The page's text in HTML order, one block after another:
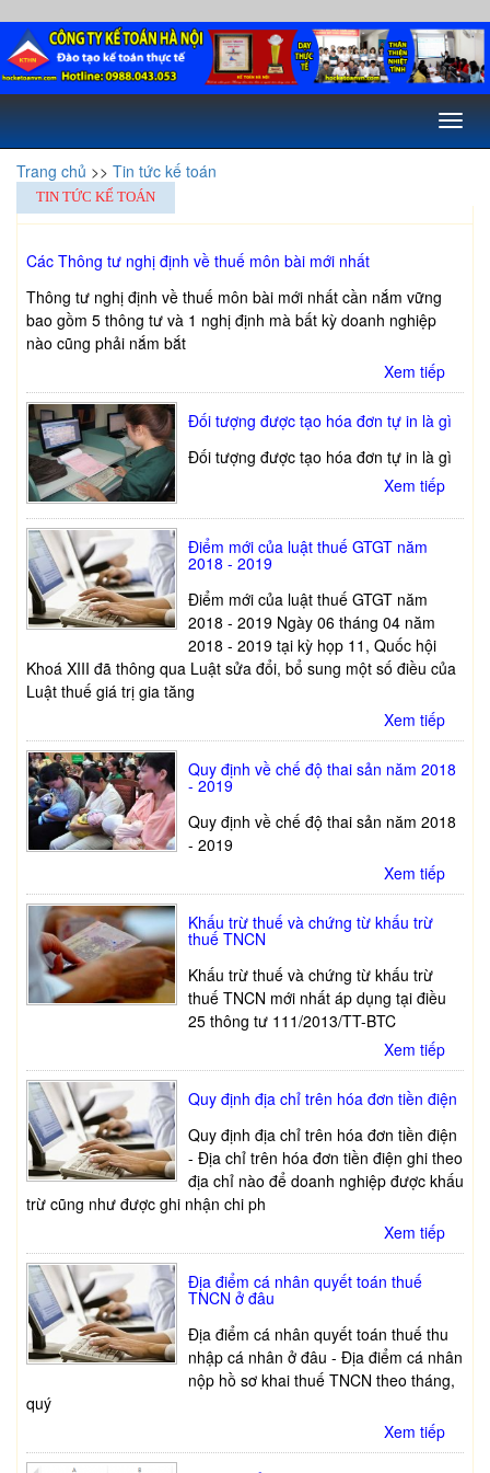
Toggle
Trang chủ >> Tin tức kế toán
TIN TỨC KẾ TOÁN
Các Thông tư nghị định về thuế môn bài mới nhất
Thông tư nghị định về thuế môn bài mới nhất cần nắm vững
bao gồm 5 thông tư và 1 nghị định mà bất kỳ doanh nghiệp
nào cũng phải nắm bắt
Xem tiếp
Đối tượng được tạo hóa đơn tự in là gì
Đối tượng được tạo hóa đơn tự in là gì
Xem tiếp
Điểm mới của luật thuế GTGT năm
2018 - 2019
Điểm mới của luật thuế GTGT năm
2018 - 2019 Ngày 06 tháng 04 năm
2018 - 2019 tại kỳ họp 11, Quốc hội
Khoá XIII đã thông qua Luật sửa đổi, bổ sung một số điều của
Luật thuế giá trị gia tăng
Xem tiếp
Quy định về chế độ thai sản năm 2018
- 2019
Quy định về chế độ thai sản năm 2018
- 2019
Xem tiếp
Khấu trừ thuế và chứng từ khấu trừ
thuế TNCN
Khấu trừ thuế và chứng từ khấu trừ
thuế TNCN mới nhất áp dụng tại điều
25 thông tư 111/2013/TT-BTC
Xem tiếp
Quy định địa chỉ trên hóa đơn tiền điện
Quy định địa chỉ trên hóa đơn tiền điện
- Địa chỉ trên hóa đơn tiền điện ghi theo
địa chỉ nào để doanh nghiệp được khấu
trừ cũng như được ghi nhận chi ph
Xem tiếp
Địa điểm cá nhân quyết toán thuế
TNCN ở đâu
Địa điểm cá nhân quyết toán thuế thu
nhập cá nhân ở đâu - Địa điểm cá nhân
nộp hồ sơ khai thuế TNCN theo tháng,
quý
Xem tiếp